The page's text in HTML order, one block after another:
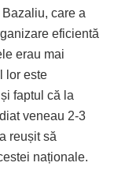
care a
eficientă
erau mai
lor este
faptul că la
veneau 2-3
reușit să
naționale.